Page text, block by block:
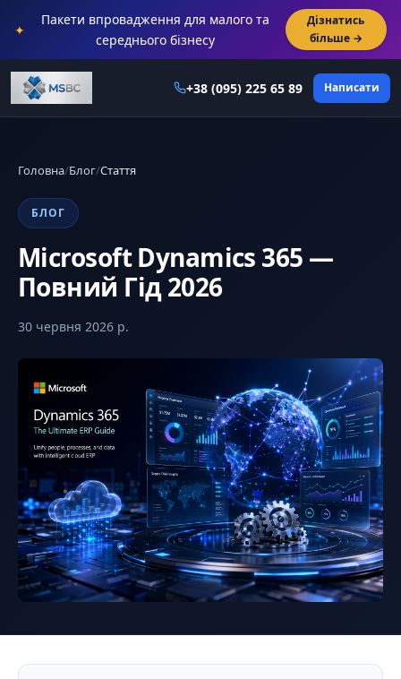
✦
Пакети впровадження для малого та
середнього бізнесу
Дізнатись
більше →
+38 (095) 225 65 89 Написати
Головна/Блог/Стаття
БЛОГ
Microsoft Dynamics 365 —
Повний Гід 2026
30 червня 2026 р.